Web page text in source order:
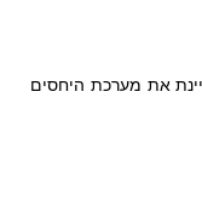
את מערכת היחסים